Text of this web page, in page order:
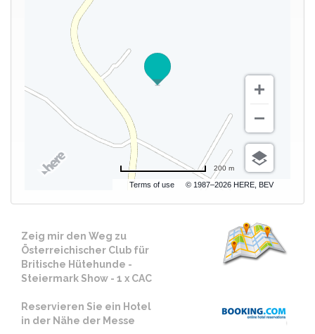
Terms of use © 1987–2026 HERE, BEV
200 m
Zeig mir den Weg zu
Österreichischer Club für
Britische Hütehunde -
Steiermark Show - 1 x CAC
Reservieren Sie ein Hotel
in der Nähe der Messe